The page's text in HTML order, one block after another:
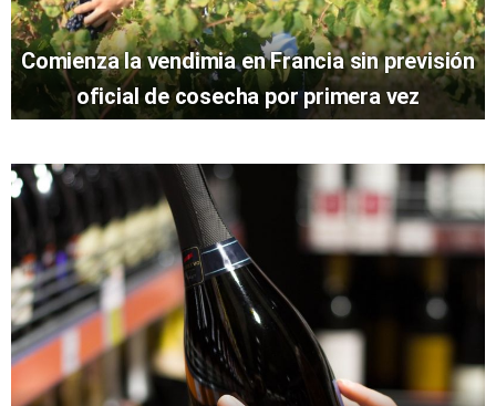
Comienza la vendimia en Francia sin previsión
oficial de cosecha por primera vez